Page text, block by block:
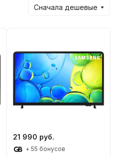
Сначала дешевые
21 990 руб.
+ 55 бонусов